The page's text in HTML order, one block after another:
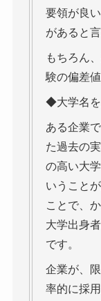
要領が良
があると
もちろん
験の偏差
◆大学名を
ある企業
た過去の
の高い大
いうこと
ことで、
大学出身
です。
企業が、
率的に採